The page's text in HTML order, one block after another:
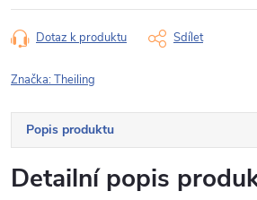
Dotaz k produktu Sdílet
Značka:Theiling
Popis produktu
Detailní popis